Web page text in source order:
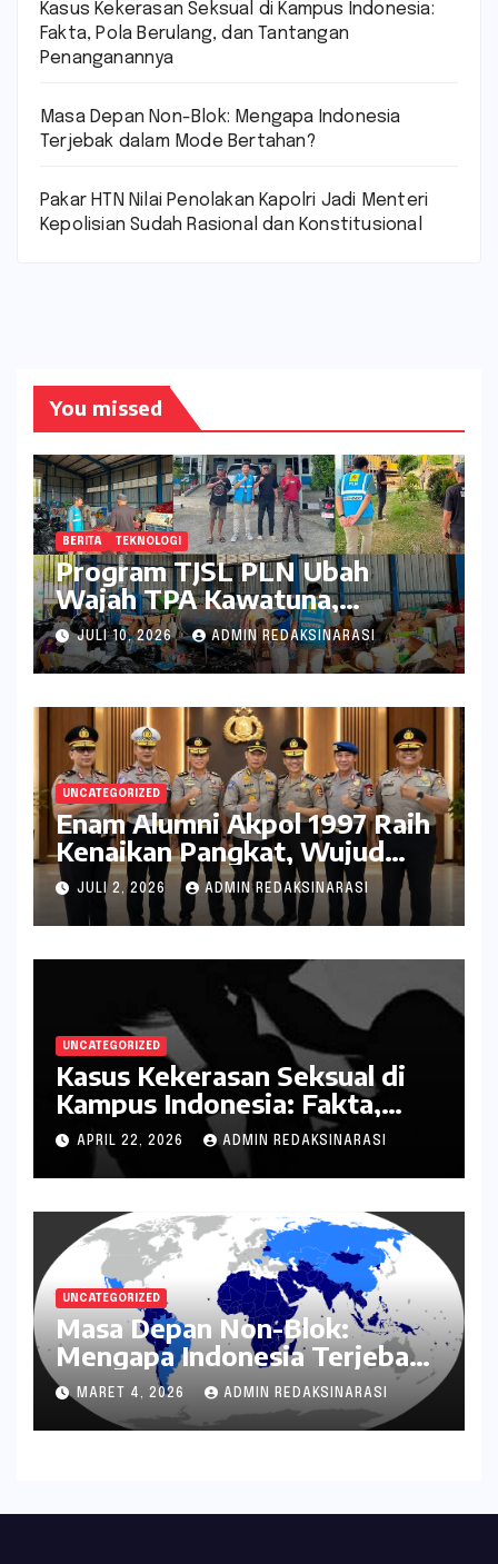
Kasus Kekerasan Seksual di Kampus Indonesia:
Fakta, Pola Berulang, dan Tantangan
Penanganannya
Masa Depan Non-Blok: Mengapa Indonesia
Terjebak dalam Mode Bertahan?
Pakar HTN Nilai Penolakan Kapolri Jadi Menteri
Kepolisian Sudah Rasional dan Konstitusional
You missed
BERITA TEKNOLOGI
Program TJSL PLN Ubah
Wajah TPA Kawatuna,
Sampah Kini Bernilai Ekonomi
dan Lingkungan
JULI 10, 2026 ADMIN REDAKSINARASI
UNCATEGORIZED
Enam Alumni Akpol 1997 Raih
Kenaikan Pangkat, Wujud
Penghargaan atas Pengabdian
kepada Negara
JULI 2, 2026 ADMIN REDAKSINARASI
UNCATEGORIZED
Kasus Kekerasan Seksual di
Kampus Indonesia: Fakta,
Pola Berulang, dan Tantangan
Penanganannya
APRIL 22, 2026 ADMIN REDAKSINARASI
UNCATEGORIZED
Masa Depan Non-Blok:
Mengapa Indonesia Terjebak
dalam Mode Bertahan?
MARET 4, 2026 ADMIN REDAKSINARASI